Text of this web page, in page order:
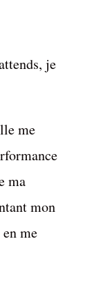
je
me
ma
mon
me